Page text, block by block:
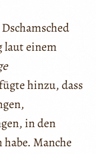
laut einem
hinzu, dass
in den
Manche